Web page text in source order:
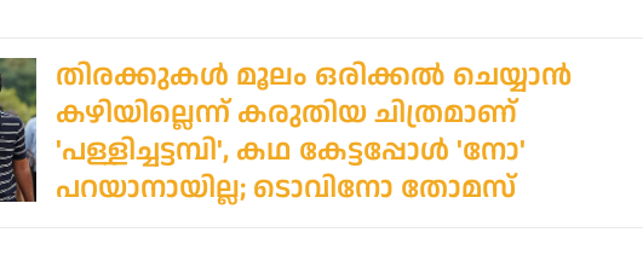
തിരക്കുകൾ മൂലം ഒരിക്കൽ ചെയ്യാന്‍
കഴിയില്ലെന്ന് കരുതിയ ചിത്രമാണ്
'പള്ളിച്ചട്ടമ്പി', കഥ കേട്ടപ്പോള്‍ 'നോ'
പറയാനായില്ല; ടൊവിനോ തോമസ്